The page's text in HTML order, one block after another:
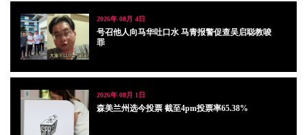
2026年 08月 4日
号召他人向马华吐口水 马青报警促查吴启聪教唆
罪
2026年 08月 1日
森美兰州选今投票 截至4pm投票率65.38%